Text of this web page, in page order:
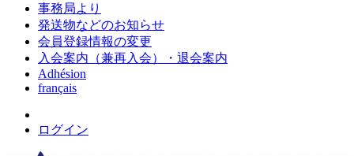
事務局より
発送物などのお知らせ
会員登録情報の変更
入会案内（兼再入会）・退会案内
Adhésion
français
ログイン